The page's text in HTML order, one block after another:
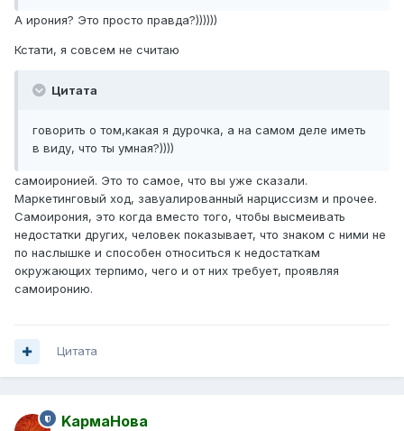
А ирония? Это просто правда?))))))
Кстати, я совсем не считаю
Цитата
говорить о том,какая я дурочка, а на самом деле иметь
в виду, что ты умная?))))
самоиронией. Это то самое, что вы уже сказали.
Маркетинговый ход, завуалированный нарциссизм и прочее.
Самоирония, это когда вместо того, чтобы высмеивать
недостатки других, человек показывает, что знаком с ними не
по наслышке и способен относиться к недостаткам
окружающих терпимо, чего и от них требует, проявляя
самоиронию.
Цитата
KармаНова